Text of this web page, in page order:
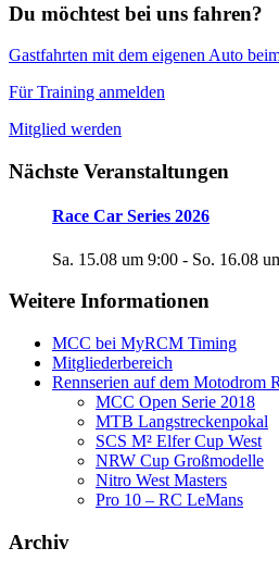
Du möchtest bei uns fahren?
Gastfahrten mit dem eigenen Auto
Für Training anmelden
Mitglied werden
Nächste Veranstaltungen
Race Car Series 2026
Sa. 15.08 um 9:00 - So. 16.08
Weitere Informationen
MCC bei MyRCM Timing
Mitgliederbereich
Rennserien auf dem Motodrom
MCC Open Serie 2018
MTB Langstreckenpokal
SCS M² Elfer Cup West
NRW Cup Großmodelle
Nitro West Masters
Pro 10 – RC LeMans
Archiv